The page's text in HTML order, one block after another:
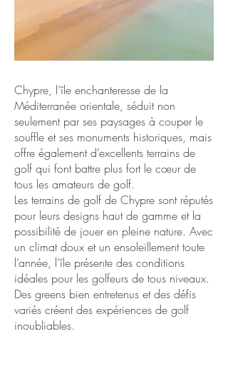
Chypre, l’île enchanteresse de la
Méditerranée orientale, séduit non
seulement par ses paysages à couper le
souffle et ses monuments historiques, mais
offre également d’excellents terrains de
golf qui font battre plus fort le cœur de
tous les amateurs de golf.
Les terrains de golf de Chypre sont réputés
pour leurs designs haut de gamme et la
possibilité de jouer en pleine nature. Avec
un climat doux et un ensoleillement toute
l’année, l’île présente des conditions
idéales pour les golfeurs de tous niveaux.
Des greens bien entretenus et des défis
variés créent des expériences de golf
inoubliables.